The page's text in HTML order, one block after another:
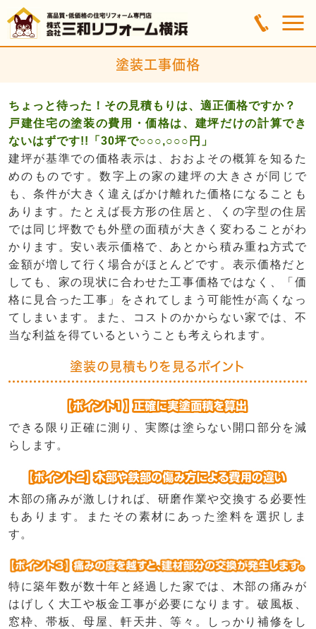
塗装工事価格
ちょっと待った！その見積もりは、適正価格ですか？
戸建住宅の塗装の費用・価格は、建坪だけの計算でき
ないはずです!!「30坪で○○○,○○○円」
建坪が基準での価格表示は、おおよその概算を知るた
めのものです。数字上の家の建坪の大きさが同じで
も、条件が大きく違えばかけ離れた価格になることも
あります。たとえば長方形の住居と、くの字型の住居
では同じ坪数でも外壁の面積が大きく変わることがわ
かります。安い表示価格で、あとから積み重ね方式で
金額が増して行く場合がほとんどです。表示価格だと
しても、家の現状に合わせた工事価格ではなく、「価
格に見合った工事」をされてしまう可能性が高くなっ
てしまいます。また、コストのかからない家では、不
当な利益を得ているということも考えられます。
塗装の見積もりを見るポイント
できる限り正確に測り、実際は塗らない開口部分を減
らします。
木部の痛みが激しければ、研磨作業や交換する必要性
もあります。またその素材にあった塗料を選択しま
す。
特に築年数が数十年と経過した家では、木部の痛みが
はげしく大工や板金工事が必要になります。破風板、
窓枠、帯板、母屋、軒天井、等々。しっかり補修をし